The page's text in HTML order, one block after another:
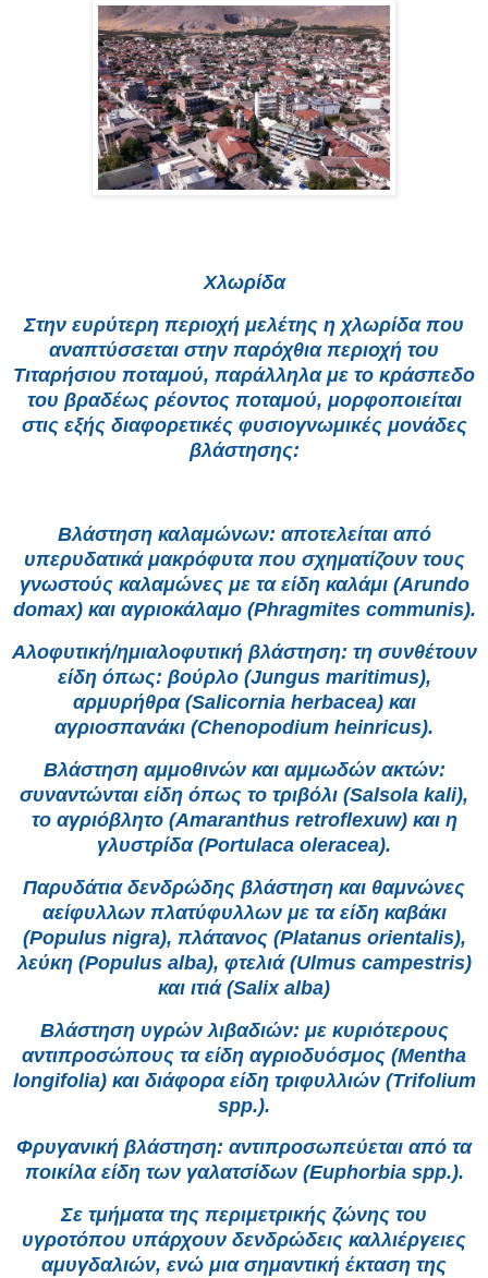
Χλωρίδα
Στην ευρύτερη περιοχή μελέτης η χλωρίδα που
αναπτύσσεται στην παρόχθια περιοχή του
Τιταρήσιου ποταμού, παράλληλα με το κράσπεδο
του βραδέως ρέοντος ποταμού, μορφοποιείται
στις εξής διαφορετικές φυσιογνωμικές μονάδες
βλάστησης:
Βλάστηση καλαμώνων: αποτελείται από
υπερυδατικά μακρόφυτα που σχηματίζουν τους
γνωστούς καλαμώνες με τα είδη καλάμι (Arundo
domax) και αγριοκάλαμο (Phragmites communis).
Αλοφυτική/ημιαλοφυτική βλάστηση: τη συνθέτουν
είδη όπως: βούρλο (Jungus maritimus),
αρμυρήθρα (Salicornia herbacea) και
αγριοσπανάκι (Chenopodium heinricus).
Βλάστηση αμμοθινών και αμμωδών ακτών:
συναντώνται είδη όπως το τριβόλι (Salsola kali),
το αγριόβλητο (Amaranthus retroflexuw) και η
γλυστρίδα (Portulaca oleracea).
Παρυδάτια δενδρώδης βλάστηση και θαμνώνες
αείφυλλων πλατύφυλλων με τα είδη καβάκι
(Populus nigra), πλάτανος (Platanus orientalis),
λεύκη (Populus alba), φτελιά (Ulmus campestris)
και ιτιά (Salix alba)
Βλάστηση υγρών λιβαδιών: με κυριότερους
αντιπροσώπους τα είδη αγριοδυόσμος (Mentha
longifolia) και διάφορα είδη τριφυλλιών (Trifolium
spp.).
Φρυγανική βλάστηση: αντιπροσωπεύεται από τα
ποικίλα είδη των γαλατσίδων (Euphorbia spp.).
Σε τμήματα της περιμετρικής ζώνης του
υγροτόπου υπάρχουν δενδρώδεις καλλιέργειες
αμυγδαλιών, ενώ μια σημαντική έκταση της